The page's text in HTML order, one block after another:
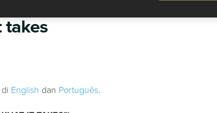
English dan Português.